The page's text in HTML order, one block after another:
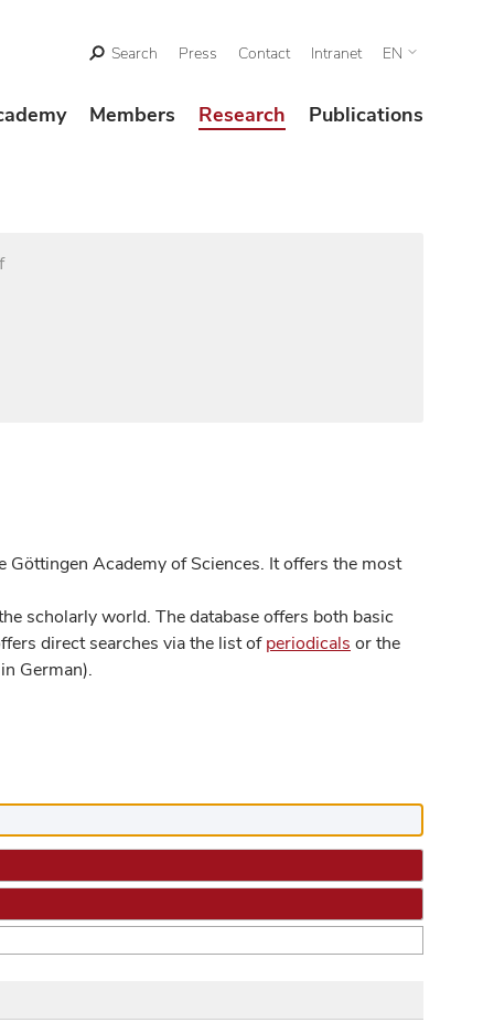
Search Press Contact Intranet EN
Members Research Publications
Academy of Sciences. It offers the most
scholarly world. The database offers both basic
direct searches via the list ofperiodicals or the
German).